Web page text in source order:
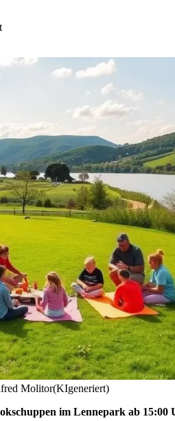
Molitor(KIgeneriert)
im Lennepark ab 15:00